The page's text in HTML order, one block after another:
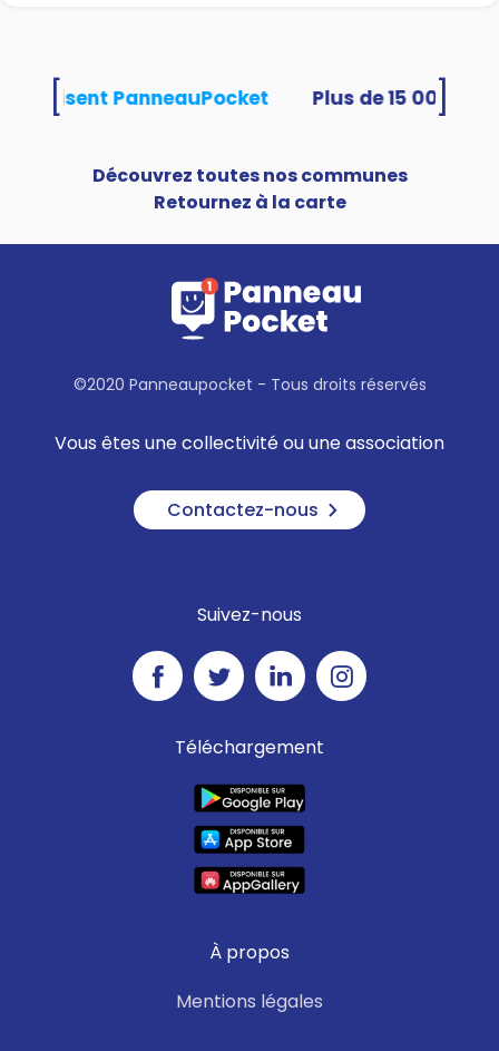
utilisent PanneauPocket
Découvrez toutes nos communes
Retournez à la carte
©2020 Panneaupocket - Tous droits réservés
Vous êtes une collectivité ou une association
Contactez-nous
Suivez-nous
Téléchargement
À propos
Mentions légales